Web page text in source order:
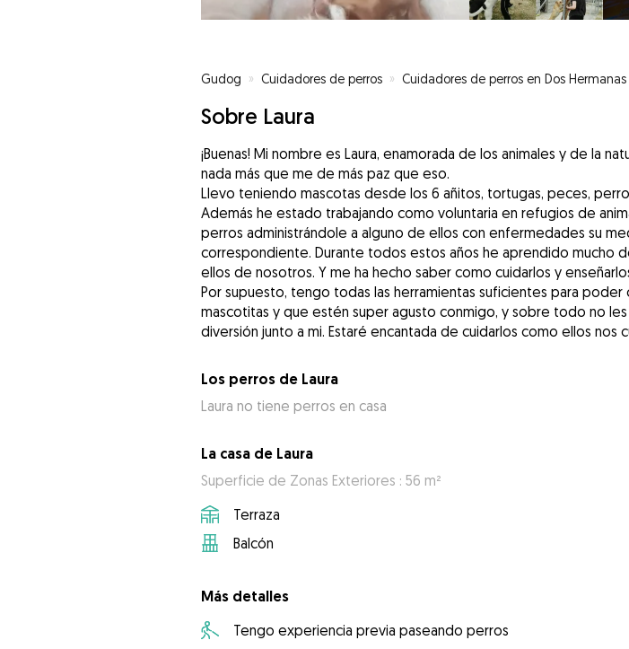
Gudog » Cuidadores de perros » Cuidadores de perros en Dos Hermanas
Sobre Laura
¡Buenas! Mi nombre es Laura, enamorada de los animales y de la
nada más que me de más paz que eso.
Llevo teniendo mascotas desde los 6 añitos, tortugas, peces,
Además he estado trabajando como voluntaria en refugios de
perros administrándole a alguno de ellos con enfermedades su
correspondiente. Durante todos estos años he aprendido mucho
ellos de nosotros. Y me ha hecho saber como cuidarlos y
Por supuesto, tengo todas las herramientas suficientes para poder
mascotitas y que estén super agusto conmigo, y sobre todo no les
diversión junto a mi. Estaré encantada de cuidarlos como ellos nos
Los perros de Laura
Laura no tiene perros en casa
La casa de Laura
Superficie de Zonas Exteriores : 56 m²
Terraza
Balcón
Más detalles
Tengo experiencia previa paseando perros